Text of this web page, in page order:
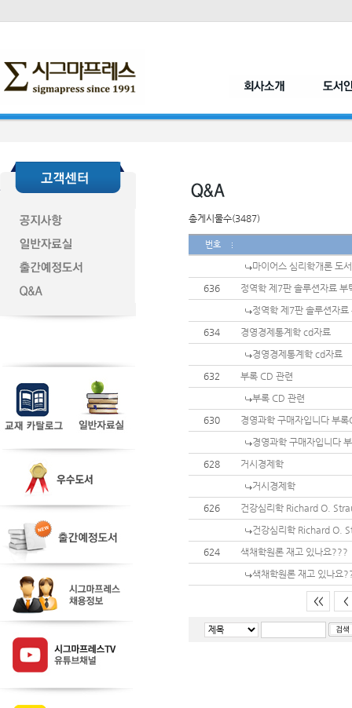
총게시물수(3487)
번호
마이어스 심리학개론 도
636
정역학 제7판 솔루션자료
정역학 제7판 솔루션자
634
경영경제통계학 cd자료
경영경제통계학 cd자료
632
부록 CD 관련
부록 CD 관련
630
경영과학 구매자입니다 부
경영과학 구매자입니다
628
거시경제학
거시경제학
626
건강심리학 Richard O.
건강심리학 Richard O.
624
색채학원론 재고 있나요???
색채학원론 재고 있나요
<< <